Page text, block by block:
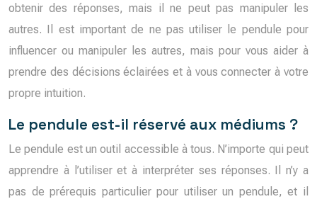
obtenir des réponses, mais il ne peut pas manipuler les
autres. Il est important de ne pas utiliser le pendule pour
influencer ou manipuler les autres, mais pour vous aider à
prendre des décisions éclairées et à vous connecter à votre
propre intuition.
Le pendule est-il réservé aux médiums ?
Le pendule est un outil accessible à tous. N’importe qui peut
apprendre à l’utiliser et à interpréter ses réponses. Il n’y a
pas de prérequis particulier pour utiliser un pendule, et il